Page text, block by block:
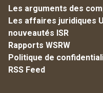
Les arguments des
Les affaires juridiques
nouveautés ISR
Rapports WSRW
Politique de
RSS Feed